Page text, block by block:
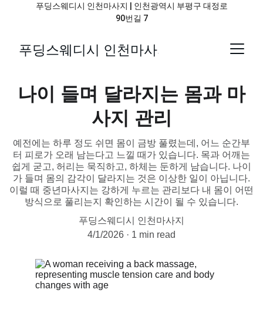
푸딩스웨디시 인천마사지 | 인천광역시 부평구 대정로
90번길 7
푸딩스웨디시 인천마사지
나이 들며 달라지는 몸과 마
사지 관리
예전에는 하루 정도 쉬면 몸이 금방 풀렸는데, 어느 순간부
터 피로가 오래 남는다고 느낄 때가 있습니다. 목과 어깨는
쉽게 굳고, 허리는 묵직하고, 하체는 둔하게 남습니다. 나이
가 들며 몸의 감각이 달라지는 것은 이상한 일이 아닙니다.
이럴 때 중년마사지는 강하게 누르는 관리보다 내 몸이 어떤
방식으로 풀리는지 확인하는 시간이 될 수 있습니다.
푸딩스웨디시 인천마사지
4/1/2026
1 min read